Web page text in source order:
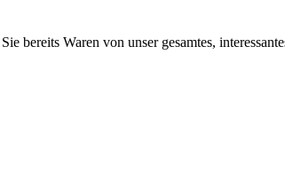
bereits Waren von unser gesamtes,